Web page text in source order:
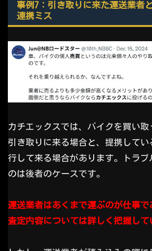
事例7：引き取りに来た運送業者
連携ミス
カチエックスでは、バイクを買い取
引き取りに来る場合と、提携してい
行して来る場合があります。トラブ
のは後者のケースです。
運送業者はあくまで運ぶのが仕事で
査定内容については詳しく把握して